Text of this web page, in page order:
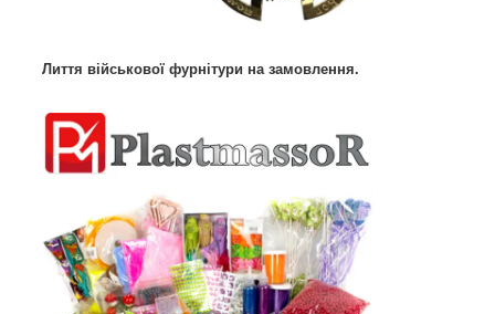
Лиття військової фурнітури на замовлення.